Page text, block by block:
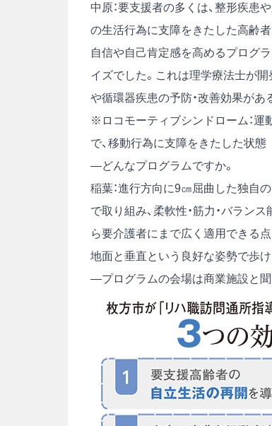
中原：要支援者の多くは、整形疾
の生活行為に支障をきたした高齢者
自信や自己肯定感を高めるプログ
イズでした。これは理学療法士が
や循環器疾患の予防・改善効果があ
※ロコモーティブシンドローム：運
で、移動行為に支障をきたした状態
―どんなプログラムですか。
稲葉：進行方向に9㎝屈曲した独自
で取り組み、柔軟性・筋力・バラン
ら要介護者にまで広く適用できる
地面と垂直という良好な姿勢で歩け
―プログラムの会場は商業施設と聞